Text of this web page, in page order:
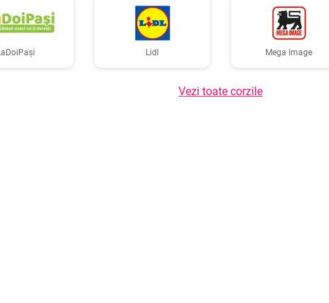
Lidl Mega Image
Vezi toate corzile